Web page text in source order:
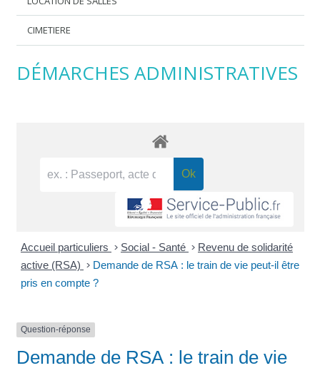
CIMETIERE
DÉMARCHES ADMINISTRATIVES
Accueil particuliers > Social - Santé > Revenu de solidarité
active (RSA) > Demande de RSA : le train de vie peut-il être
pris en compte ?
Question-réponse
Demande de RSA : le train de vie